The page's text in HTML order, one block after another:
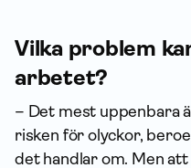
Vilka problem
arbetet?
– Det mest uppenbara
risken för olyckor,
det handlar om. Men